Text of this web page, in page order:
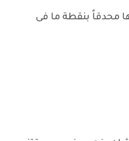
محدقاً بنقطة ما فى